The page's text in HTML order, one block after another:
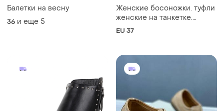
Балетки на весну
36 и еще 5
Женские босоножки. туфли
женские на танкетке.
босоножки. туфли.
EU 37